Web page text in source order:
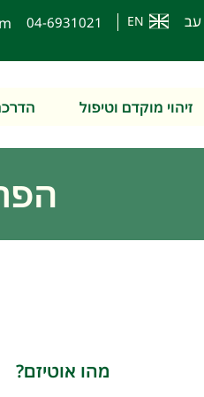
04-6931021 EN עב
זיהוי מוקדם וטיפול
מהו אוטיזם?